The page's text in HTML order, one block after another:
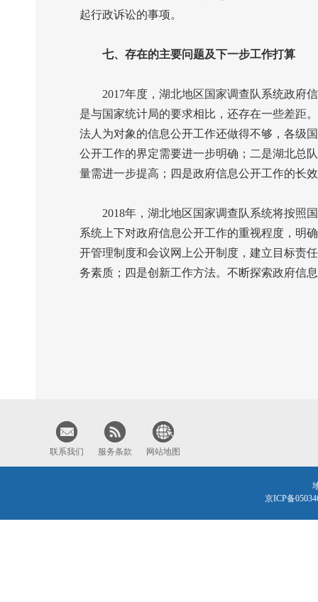
起行政诉讼的事项。
七、存在的主要问题及下一步工作打算
2017年度，湖北地区国家调查队系统政府
是与国家统计局的要求相比，还存在一些差距
法人为对象的信息公开工作还做得不够，各级
公开工作的界定需要进一步明确；二是湖北总
量需进一步提高；四是政府信息公开工作的长
2018年，湖北地区国家调查队系统将按照
系统上下对政府信息公开工作的重视程度，明
开管理制度和会议网上公开制度，建立目标责
务素质；四是创新工作方法。不断探索政府信
联系我们 服务条款 网站地图
京ICP备